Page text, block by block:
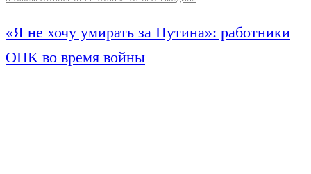
«Я не хочу умирать за Путина»: работники
ОПК во время войны